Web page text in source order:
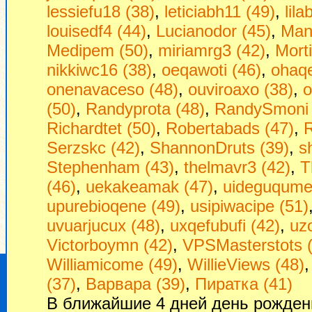
lessiefu18 (38), leticiabh11 (49),
louisedf4 (44), Lucianodor (45),
Medipem (50), miriamrg3 (42),
nikkiwc16 (38), oeqawoti (46),
onenavaceso (48), ouviroaxo (38),
(50), Randyprota (48),
Richardtet (50), Robertabads (47),
Serzskc (42), ShannonDruts (39),
Stephenham (43), thelmavr3 (42),
(46), uekakeamak (47),
upurebioqene (49), usipiwacipe (51)
uvuarjucux (48), uxqefubufi (42),
Victorboymn (42), VPSMasterstots
Williamicome (49), WillieViews (48)
(37), Варвара (39), Пиратка (41)
В ближайшие 4 дней день